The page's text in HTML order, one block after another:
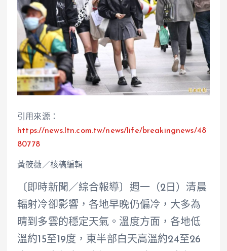
引用來源：
https://news.ltn.com.tw/news/life/breakingnews/48
80778
黃筱薇／核稿編輯
〔即時新聞／綜合報導〕週一（2日）清晨
輻射冷卻影響，各地早晚仍偏冷，大多為
晴到多雲的穩定天氣。溫度方面，各地低
溫約15至19度，東半部白天高溫約24至26